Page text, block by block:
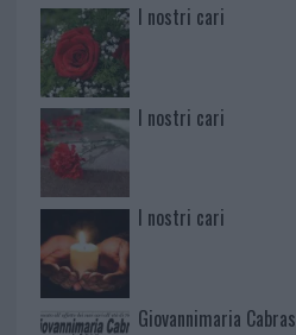
I nostri cari
I nostri cari
I nostri cari
Giovannimaria Cabras